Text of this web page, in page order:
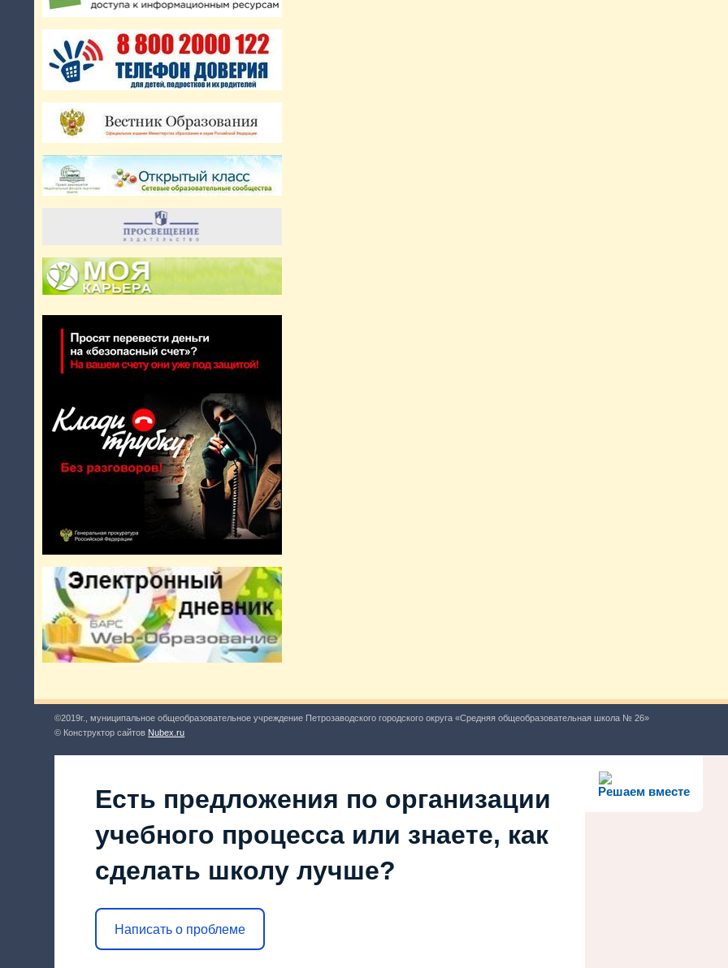
©2019г., муниципальное общеобразовательное учреждение Петрозаводского городского округа «Средняя общеобразовательная школа № 26»
© Конструктор сайтов Nubex.ru
Решаем вместе
Есть предложения по организации
учебного процесса или знаете, как
сделать школу лучше?
Написать о проблеме